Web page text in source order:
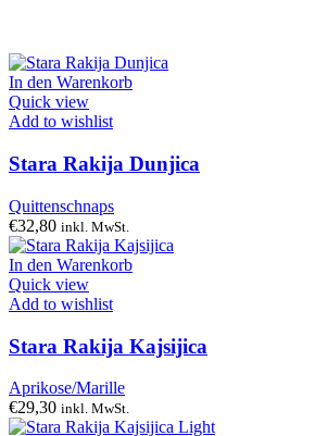
In den Warenkorb
Quick view
Add to wishlist
Stara Rakija Dunjica
Quittenschnaps
€32,80 inkl. MwSt.
In den Warenkorb
Quick view
Add to wishlist
Stara Rakija Kajsijica
Aprikose/Marille
€29,30 inkl. MwSt.